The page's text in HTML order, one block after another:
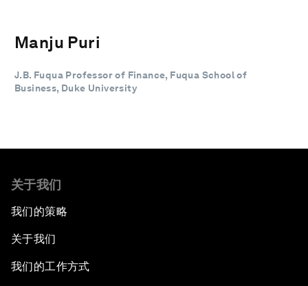
Manju Puri
J.B. Fuqua Professor of Finance, Fuqua School of
Business, Duke University
关于我们
我们的策略
关于我们
我们的工作方式